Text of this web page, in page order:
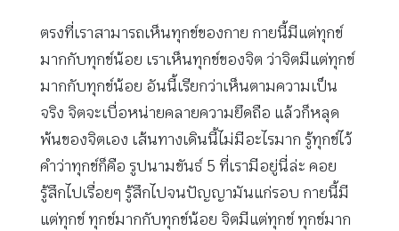
ตรงที่เราสามารถเห็นทุกข์ของกาย กายนี้มีแต่ทุกข์
มากกับทุกข์น้อย เราเห็นทุกข์ของจิต ว่าจิตมีแต่ทุกข์
มากกับทุกข์น้อย อันนี้เรียกว่าเห็นตามความเป็น
จริง จิตจะเบื่อหน่ายคลายความยึดถือ แล้วก็หลุด
พ้นของจิตเอง เส้นทางเดินนี้ไม่มีอะไรมาก รู้ทุกข์ไว้
คำว่าทุกข์ก็คือ รูปนามขันธ์ 5 ที่เรามีอยู่นี่ล่ะ คอย
รู้สึกไปเรื่อยๆ รู้สึกไปจนปัญญามันแก่รอบ กายนี้มี
แต่ทุกข์ ทุกข์มากกับทุกข์น้อย จิตมีแต่ทุกข์ ทุกข์มาก